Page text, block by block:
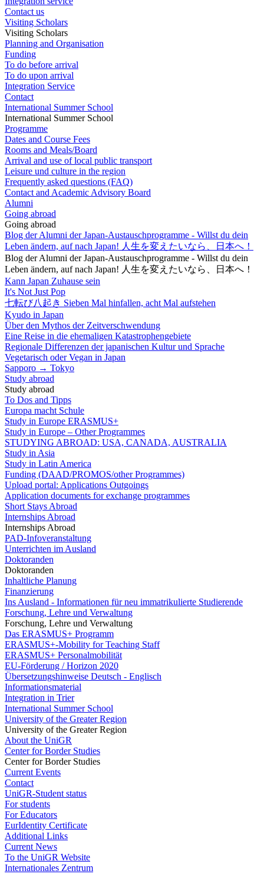
Contact us
Visiting Scholars
Visiting Scholars
Planning and Organisation
Funding
To do before arrival
To do upon arrival
Integration Service
Contact
International Summer School
International Summer School
Programme
Dates and Course Fees
Rooms and Meals/Board
Arrival and use of local public transport
Leisure und culture in the region
Frequently asked questions (FAQ)
Contact and Academic Advisory Board
Alumni
Going abroad
Going abroad
Blog der Alumni der Japan-Austauschprogramme - Willst du dein
Leben ändern, auf nach Japan! 人生を変えたいなら、日本へ！
Blog der Alumni der Japan-Austauschprogramme - Willst du dein
Leben ändern, auf nach Japan! 人生を変えたいなら、日本へ！
Kann Japan Zuhause sein
It's Not Just Pop
七転び八起き Sieben Mal hinfallen, acht Mal aufstehen
Kyudo in Japan
Über den Mythos der Zeitverschwendung
Eine Reise in die ehemaligen Katastrophengebiete
Regionale Differenzen der japanischen Kultur und Sprache
Vegetarisch oder Vegan in Japan
Sapporo → Tokyo
Study abroad
Study abroad
To Dos and Tipps
Europa macht Schule
Study in Europe ERASMUS+
Study in Europe – Other Programmes
STUDYING ABROAD: USA, CANADA, AUSTRALIA
Study in Asia
Study in Latin America
Funding (DAAD/PROMOS/other Programmes)
Upload portal: Applications Outgoings
Application documents for exchange programmes
Short Stays Abroad
Internships Abroad
Internships Abroad
PAD-Infoveranstaltung
Unterrichten im Ausland
Doktoranden
Doktoranden
Inhaltliche Planung
Finanzierung
Ins Ausland - Informationen für neu immatrikulierte Studierende
Forschung, Lehre und Verwaltung
Forschung, Lehre und Verwaltung
Das ERASMUS+ Programm
ERASMUS+-Mobility for Teaching Staff
ERASMUS+ Personalmobilität
EU-Förderung / Horizon 2020
Übersetzungshinweise Deutsch - Englisch
Informationsmaterial
Integration in Trier
International Summer School
University of the Greater Region
University of the Greater Region
About the UniGR
Center for Border Studies
Center for Border Studies
Current Events
Contact
UniGR-Student status
For students
For Educators
EurIdentity Certificate
Additional Links
Current News
To the UniGR Website
Internationales Zentrum